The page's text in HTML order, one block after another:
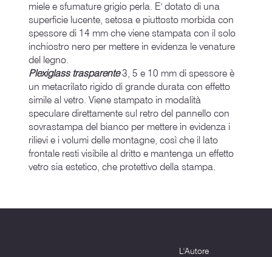
miele e sfumature grigio perla. E' dotato di una
superficie lucente, setosa e piuttosto morbida con
spessore di 14 mm che viene stampata con il solo
inchiostro nero per mettere in evidenza le venature
del legno.
Plexiglass trasparente3, 5 e 10 mm di spessore è
un metacrilato rigido di grande durata con effetto
simile al vetro. Viene stampato in modalità
speculare direttamente sul retro del pannello con
sovrastampa del bianco per mettere in evidenza i
rilievi e i volumi delle montagne, così che il lato
frontale resti visibile al dritto e mantenga un effetto
vetro sia estetico, che protettivo della stampa.
L'Autore